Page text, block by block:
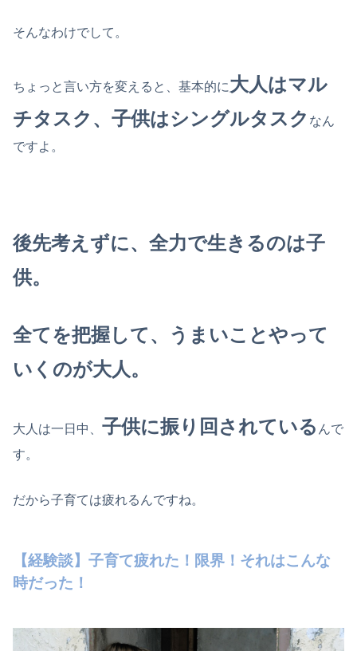
そんなわけでして。
ちょっと言い方を変えると、基本的に大人はマル
チタスク、子供はシングルタスク なん
ですよ。
後先考えずに、全力で生きるのは子
供。
全てを把握して、うまいことやって
いくのが大人。
大人は一日中、 子供に振り回されている んで
す。
だから子育ては疲れるんですね。
【経験談】子育て疲れた！限界！それはこんな
時だった！